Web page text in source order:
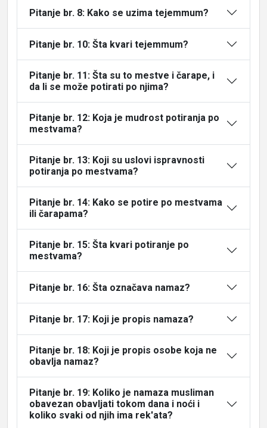
Pitanje br. 8: Kako se uzima tejemmum?
Pitanje br. 10: Šta kvari tejemmum?
Pitanje br. 11: Šta su to mestve i čarape, i
da li se može potirati po njima?
Pitanje br. 12: Koja je mudrost potiranja po
mestvama?
Pitanje br. 13: Koji su uslovi ispravnosti
potiranja po mestvama?
Pitanje br. 14: Kako se potire po mestvama
ili čarapama?
Pitanje br. 15: Šta kvari potiranje po
mestvama?
Pitanje br. 16: Šta označava namaz?
Pitanje br. 17: Koji je propis namaza?
Pitanje br. 18: Koji je propis osobe koja ne
obavlja namaz?
Pitanje br. 19: Koliko je namaza musliman
obavezan obavljati tokom dana i noći i
koliko svaki od njih ima rek'ata?